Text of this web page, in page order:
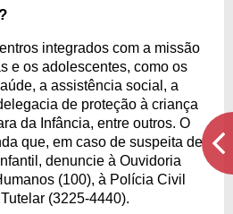
integrados com a missão
e os adolescentes, como os
a assistência social, a
de proteção à criança
da Infância, entre outros. O
que, em caso de suspeita de
denuncie à Ouvidoria
(100), à Polícia Civil
(3225-4440).